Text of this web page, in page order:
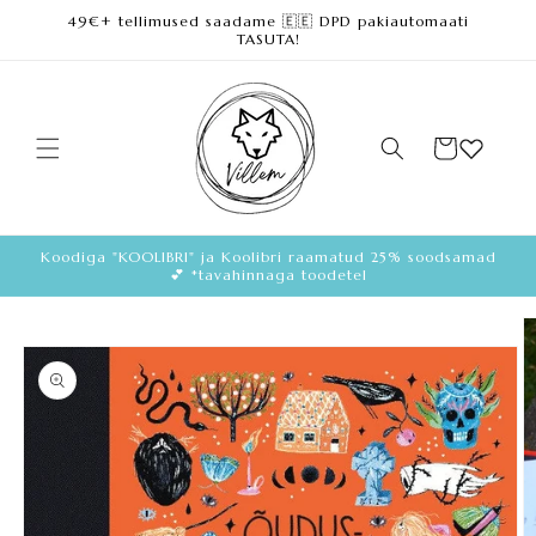
Loe lisa
49€+ tellimused saadame 🇪🇪 DPD pakiautomaati
TASUTA!
Ostukorv
Koodiga "KOOLIBRI" ja Koolibri raamatud 25% soodsamad
💕 *tavahinnaga toodetel
kohta